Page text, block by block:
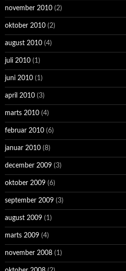
november 2010 (2)
oktober 2010 (2)
august 2010 (4)
juli 2010 (1)
juni 2010 (1)
april 2010 (3)
marts 2010 (4)
februar 2010 (6)
januar 2010 (8)
december 2009 (3)
oktober 2009 (6)
september 2009 (3)
august 2009 (1)
marts 2009 (4)
november 2008 (1)